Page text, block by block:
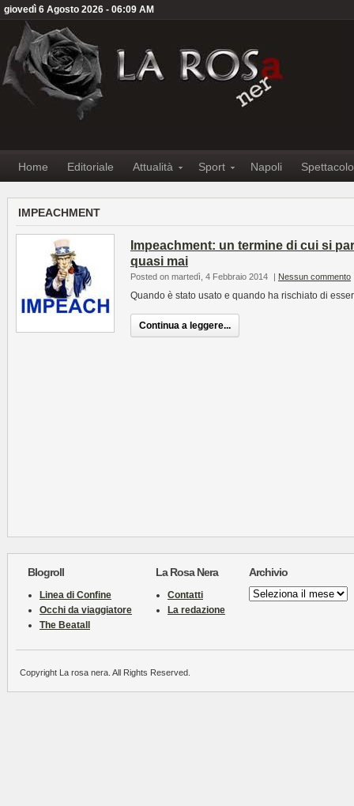
giovedì 6 Agosto 2026 - 06:09 AM
Home Editoriale Attualità Sport Napoli Spettacolo
IMPEACHMENT
Impeachment: un termine di cui si
quasi mai
Posted on martedì, 4 Febbraio 2014 | Nessun commento
Quando è stato usato e quando ha rischiato di
Continua a leggere...
Blogroll
Linea di Confine
Occhi da viaggiatore
The Beatall
La Rosa Nera
Contatti
La redazione
Archivio
Archivio
Copyright La rosa nera. All Rights Reserved.